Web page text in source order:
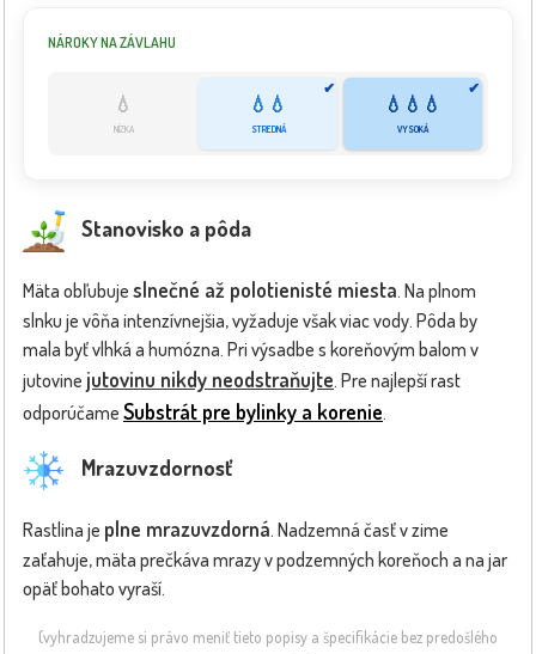
NÁROKY NA ZÁVLAHU
💧
NÍZKA
✔
💧💧
STREDNÁ
✔
💧💧💧
VYSOKÁ
Stanovisko a pôda
Mäta obľubuje slnečné až polotienisté miesta. Na plnom
slnku je vôňa intenzívnejšia, vyžaduje však viac vody. Pôda by
mala byť vlhká a humózna. Pri výsadbe s koreňovým balom v
jutovine jutovinu nikdy neodstraňujte. Pre najlepší rast
odporúčame Substrát pre bylinky a korenie.
Mrazuvzdornosť
Rastlina je plne mrazuvzdorná. Nadzemná časť v zime
zaťahuje, mäta prečkáva mrazy v podzemných koreňoch a na jar
opäť bohato vyraší.
(vyhradzujeme si právo meniť tieto popisy a špecifikácie bez predošlého